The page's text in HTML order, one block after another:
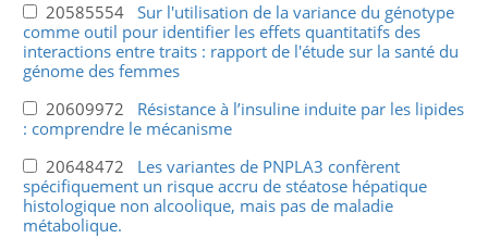
20585554 Sur l'utilisation de la variance du génotype
comme outil pour identifier les effets quantitatifs des
interactions entre traits : rapport de l'étude sur la santé du
génome des femmes
20609972 Résistance à l’insuline induite par les lipides
: comprendre le mécanisme
20648472 Les variantes de PNPLA3 confèrent
spécifiquement un risque accru de stéatose hépatique
histologique non alcoolique, mais pas de maladie
métabolique.